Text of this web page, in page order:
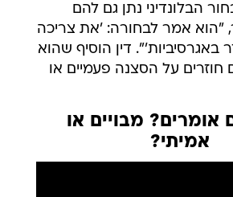
הבלונדיני נתן גם להם
"הוא אמר לבחורה: 'את צריכה
באגרסיביות'". דין הוסיף שהוא
על הסצנה פעמיים או
מבויים או
אמיתי?